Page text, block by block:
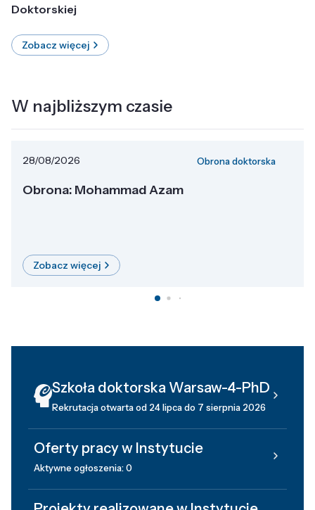
Doktorskiej
Zobacz więcej
W najbliższym czasie
28/08/2026 Obrona doktorska
Obrona: Mohammad Azam
Zobacz więcej
Szkoła doktorska Warsaw-4-PhD
Rekrutacja otwarta od 24 lipca do 7 sierpnia 2026
Oferty pracy w Instytucie
Aktywne ogłoszenia: 0